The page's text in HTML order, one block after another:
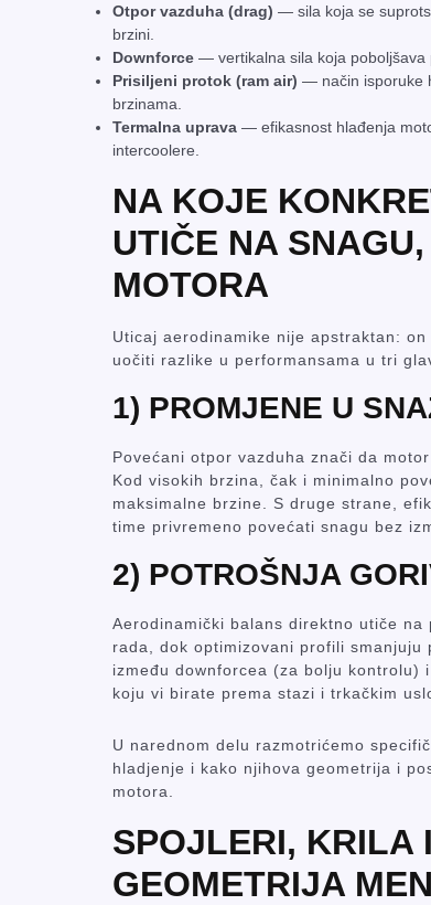
Otpor vazduha (drag) — sila koja se
brzini.
Downforce — vertikalna sila koja poboljšava
Prisiljeni protok (ram air) — način isporuke
brzinama.
Termalna uprava — efikasnost hlađenja
intercoolere.
NA KOJE
UTIČE NA
MOTORA
Uticaj aerodinamike nije apstraktan:
uočiti razlike u performansama u tri
1) PROMJENE U
Povećani otpor vazduha znači da
Kod visokih brzina, čak i minimalno
maksimalne brzine. S druge strane,
time privremeno povećati snagu bez
2) POTROŠNJA
Aerodinamički balans direktno utiče
rada, dok optimizovani profili
između downforcea (za bolju
koju vi birate prema stazi i trkačkim
U narednom delu razmotrićemo
hladjenje i kako njihova geometrija i
motora.
SPOJLERI,
GEOMETRIJA